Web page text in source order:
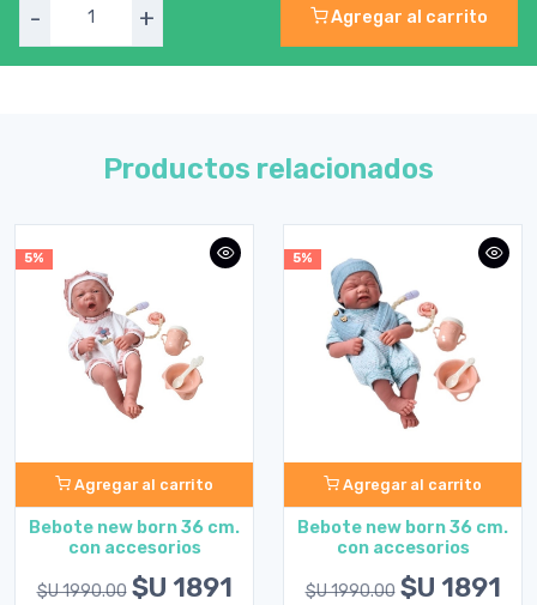
- + Agregar al carrito
Productos relacionados
5%
Agregar al carrito
Bebote new born 36 cm.
con accesorios
$U 1990.00 $U 1891
5%
Agregar al carrito
Bebote new born 36 cm.
con accesorios
$U 1990.00 $U 1891